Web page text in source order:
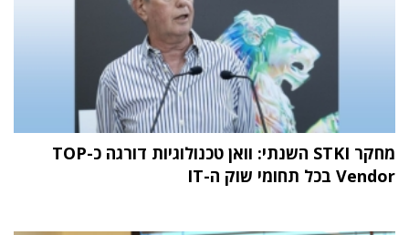
מחקר STKI השנתי: וואן טכנולוגיות דורגה כ-TOP
Vendor בכל תחומי שוק ה-IT